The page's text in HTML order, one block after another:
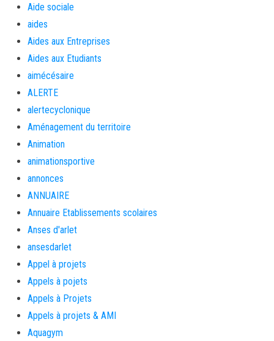
Aide sociale
aides
Aides aux Entreprises
Aides aux Etudiants
aimécésaire
ALERTE
alertecyclonique
Aménagement du territoire
Animation
animationsportive
annonces
ANNUAIRE
Annuaire Etablissements scolaires
Anses d'arlet
ansesdarlet
Appel à projets
Appels à pojets
Appels à Projets
Appels à projets & AMI
Aquagym